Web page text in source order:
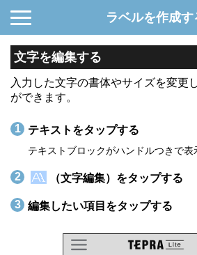
ラベルを作成す
文字を編集する
入力した文字の書体やサイズを変更
ができます。
テキストをタップする
テキストブロックがハンドルつきで表
（文字編集）をタップする
編集したい項目をタップする